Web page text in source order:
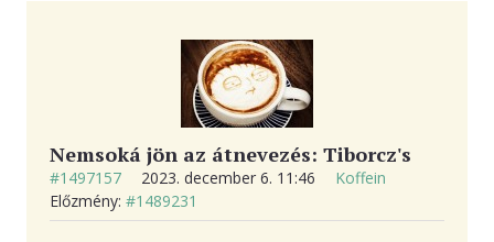
Nemsoká jön az átnevezés: Tiborcz's
#1497157 2023. december 6. 11:46
Koffein
Előzmény: #1489231